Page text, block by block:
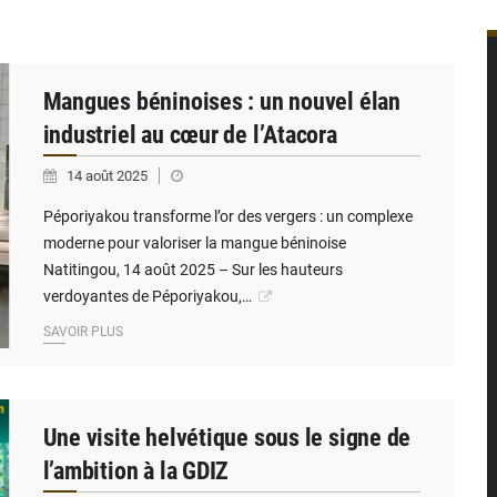
La Verdure de Ouèdo fait sa mue pour la rentrée
Mangues béninoises : un nouvel élan
industriel au cœur de l’Atacora
14 août 2025
Péporiyakou transforme l’or des vergers : un complexe
moderne pour valoriser la mangue béninoise
Natitingou, 14 août 2025 – Sur les hauteurs
verdoyantes de Péporiyakou,…
SAVOIR PLUS
Une visite helvétique sous le signe de
l’ambition à la GDIZ